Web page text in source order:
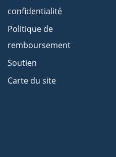
confidentialité
Politique de
remboursement
Soutien
Carte du site